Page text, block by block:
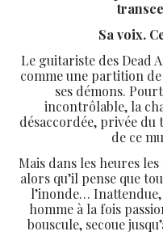
Sa voix.
Le guitariste des Dead
comme une partition
ses démons.
incontrôlable, la
désaccordée, privée
de ce
Mais dans les heures
alors qu’il pense que
l’inonde…
homme à la fois
bouscule, secoue